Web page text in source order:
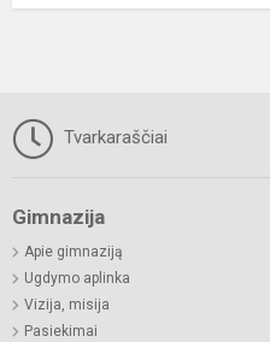
Tvarkaraščiai
Gimnazija
Apie gimnaziją
Ugdymo aplinka
Vizija, misija
Pasiekimai